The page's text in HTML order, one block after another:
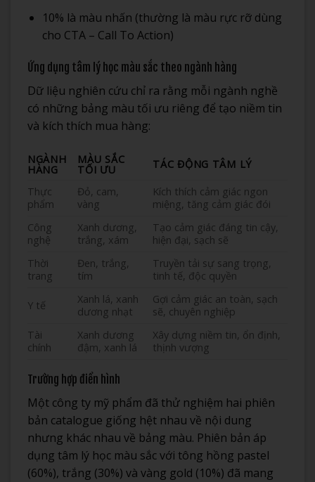
10% là màu nhấn (thường là màu rực rỡ dùng
cho CTA – Call To Action)
Ứng dụng tâm lý học màu sắc theo ngành hàng
Dữ liệu nghiên cứu chỉ ra rằng mỗi ngành nghề
có những bảng màu tối ưu riêng để tạo niềm tin
và kích thích mua hàng:
NGÀNH
HÀNG
MÀU SẮC
TỐI ƯU TÁC ĐỘNG TÂM LÝ
Thực
phẩm
Đỏ, cam,
vàng
Kích thích cảm giác ngon
miệng, tăng cảm giác đói
Công
nghệ
Xanh dương,
trắng, xám
Tạo cảm giác đáng tin cậy,
hiện đại, sạch sẽ
Thời
trang
Đen, trắng,
tím
Truyền tải sự sang trọng,
tinh tế, độc quyền
Y tế
Xanh lá, xanh
dương nhạt
Gợi cảm giác an toàn, sạch
sẽ, chuyên nghiệp
Tài
chính
Xanh dương
đậm, xanh lá
Xây dựng niềm tin, ổn định,
thịnh vượng
Trường hợp điển hình
Một công ty mỹ phẩm đã thử nghiệm hai phiên
bản catalogue giống hệt nhau về nội dung
nhưng khác nhau về bảng màu. Phiên bản áp
dụng tâm lý học màu sắc với tông hồng pastel
(60%), trắng (30%) và vàng gold (10%) đã mang